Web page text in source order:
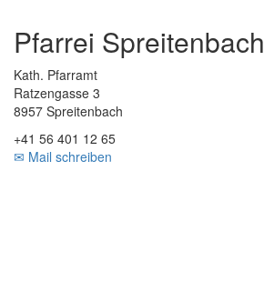
Pfarrei Spreitenbach
Kath. Pfarramt
Ratzengasse 3
8957 Spreitenbach
+41 56 401 12 65
✉ Mail schreiben